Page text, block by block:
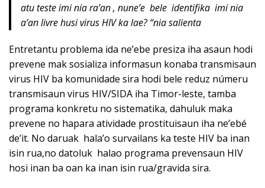
atu teste imi nia ra’an , nune’e bele identifika imi nia
a’an livre husi virus HIV ka lae? “nia salienta
Entretantu problema ida ne’ebe presiza iha asaun hodi
prevene mak sosializa informasun konaba transmisaun
virus HIV ba komunidade sira hodi bele reduz númeru
transmisaun virus HIV/SIDA iha Timor-leste, tamba
programa konkretu no sistematika, dahuluk maka
prevene no hapara atividade prostituisaun iha ne’ebé
de’it. No daruak hala’o survailans ka teste HIV ba inan
isin rua,no datoluk halao programa prevensaun HIV
hosi inan ba oan ka inan isin rua/gravida sira.